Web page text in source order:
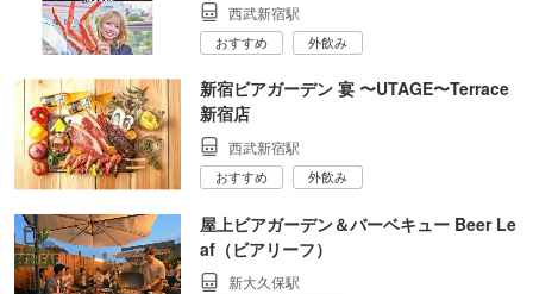
西武新宿駅
おすすめ 外飲み
新宿ビアガーデン 宴 〜UTAGE〜Terrace
新宿店
西武新宿駅
おすすめ 外飲み
屋上ビアガーデン＆バーベキュー Beer Le
af（ビアリーフ）
新大久保駅